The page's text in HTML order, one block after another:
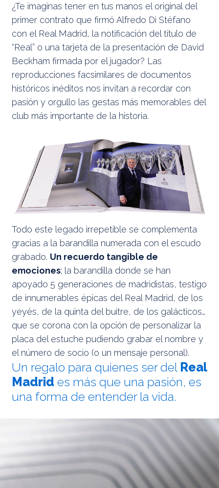
¿Te imaginas tener en tus manos el original del
primer contrato que firmó Alfredo Di Stéfano
con el Real Madrid, la notificación del título de
“Real” o una tarjeta de la presentación de David
Beckham firmada por el jugador? Las
reproducciones facsimilares de documentos
históricos inéditos nos invitan a recordar con
pasión y orgullo las gestas más memorables del
club más importante de la historia.
Todo este legado irrepetible se complementa
gracias a la barandilla numerada con el escudo
grabado. Un recuerdo tangible de
emociones; la barandilla donde se han
apoyado 5 generaciones de madridistas, testigo
de innumerables épicas del Real Madrid, de los
yeyés, de la quinta del buitre, de los galácticos…
que se corona con la opción de personalizar la
placa del estuche pudiendo grabar el nombre y
el número de socio (o un mensaje personal).
Un regalo para quienes ser del Real
Madrid es más que una pasión, es
una forma de entender la vida.